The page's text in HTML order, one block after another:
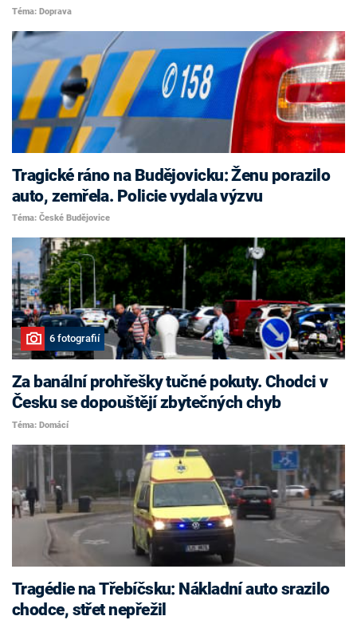
Téma: Doprava
Tragické ráno na Budějovicku: Ženu porazilo
auto, zemřela. Policie vydala výzvu
Téma: České Budějovice
6 fotografií
Za banální prohřešky tučné pokuty. Chodci v
Česku se dopouštějí zbytečných chyb
Téma: Domácí
Tragédie na Třebíčsku: Nákladní auto srazilo
chodce, střet nepřežil